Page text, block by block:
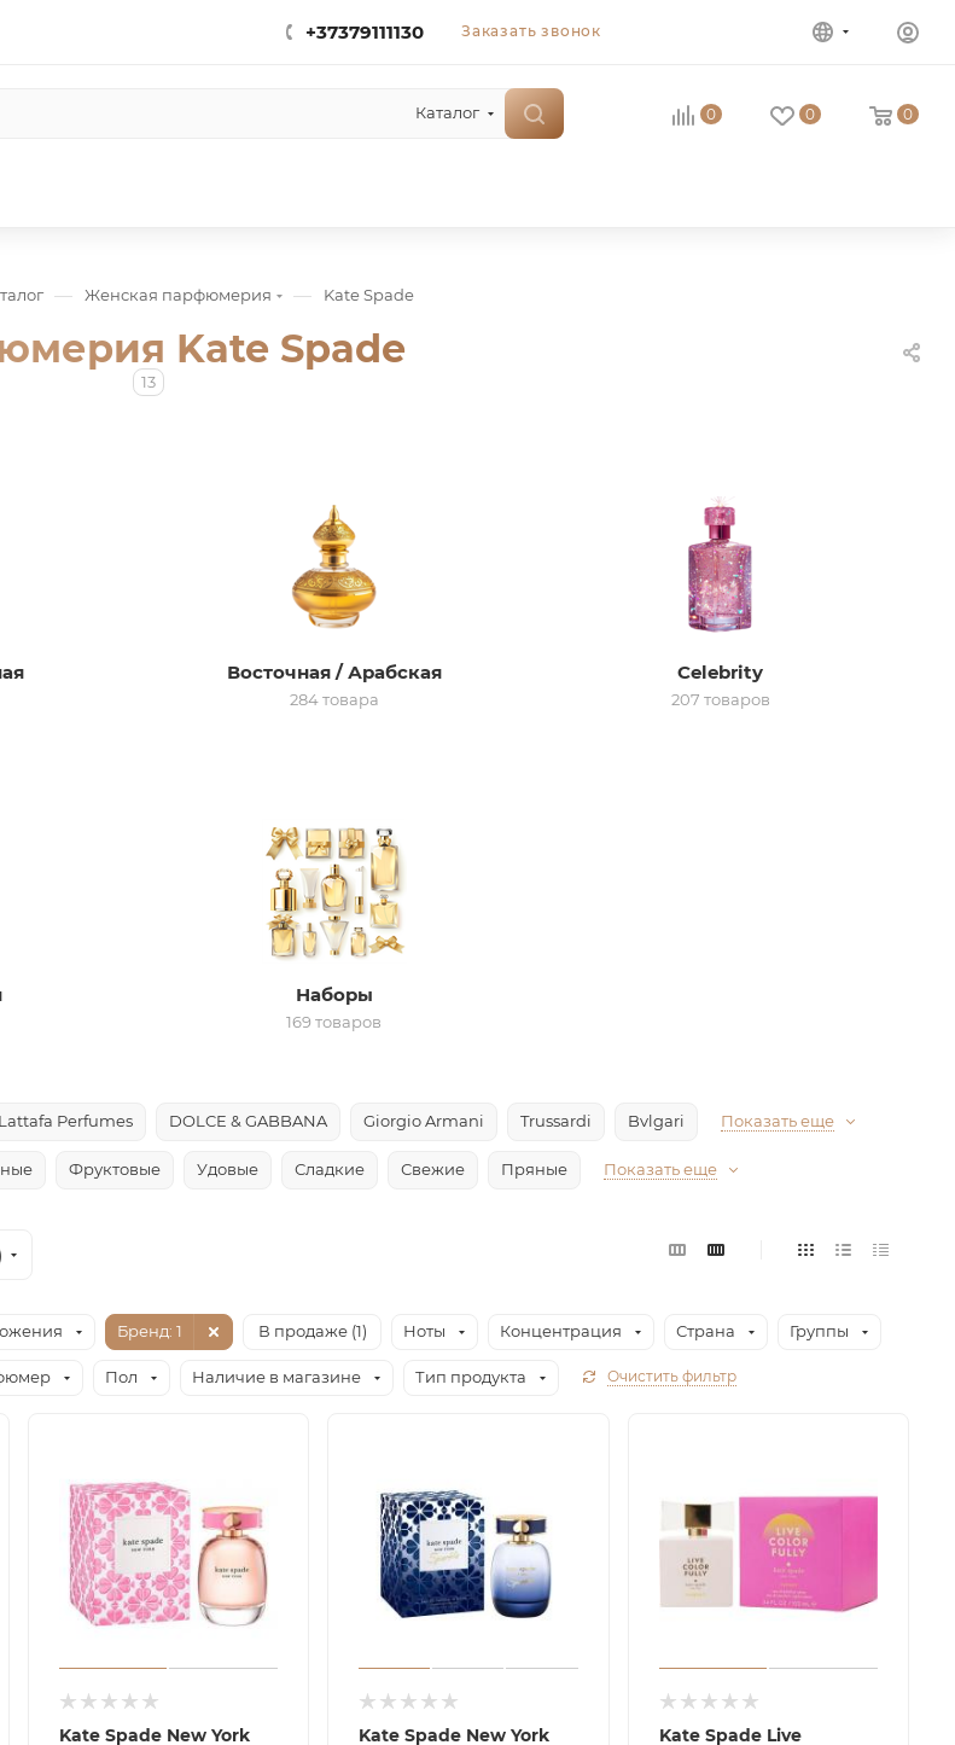
+37379111130 Заказать звонок
Каталог 0 0 0
— Женская парфюмерия — Kate Spade
Kate Spade
13
Восточная / Арабская
284 товара
Celebrity
207 товаров
Наборы
169 товаров
Lattafa Perfumes DOLCE & GABBANA Giorgio Armani Trussardi Bvlgari Показать еще
Фруктовые Удовые Сладкие Свежие Пряные Показать еще
Бренд: 1 В продаже (1) Ноты Концентрация Страна Группы
Пол Наличие в магазине Тип продукта Очистить фильтр
Kate Spade New York
Kate Spade New York
Kate Spade Live